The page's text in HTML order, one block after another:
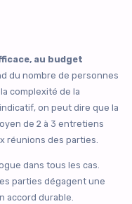
au budget
du nombre de personnes
complexité de la
on peut dire que la
de 2 à 3 entretiens
réunions des parties.
dans tous les cas.
parties dégagent une
accord durable.